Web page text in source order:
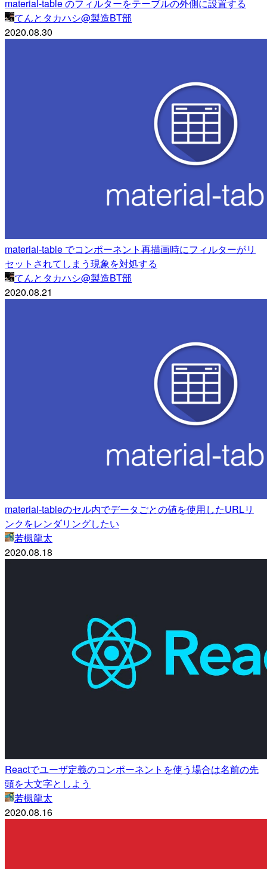
material-table のフィルターをテーブルの外側に設置する
てんとタカハシ@製造BT部
2020.08.30
material-table でコンポーネント再描画時にフィルターがリ
セットされてしまう現象を対処する
てんとタカハシ@製造BT部
2020.08.21
material-tableのセル内でデータごとの値を使用したURLリ
ンクをレンダリングしたい
若槻龍太
2020.08.18
Reactでユーザ定義のコンポーネントを使う場合は名前の先
頭を大文字としよう
若槻龍太
2020.08.16